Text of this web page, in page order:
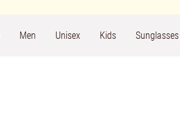
Men Unisex Kids Sunglasses